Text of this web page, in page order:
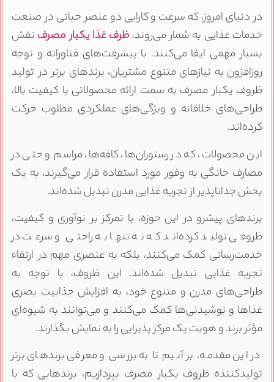
دنیای امروز، که سرعت و کارایی دو عنصر حیاتی در صنعت
غذایی به شمار می‌روند،ظرفغذایکبار مصرفنقش
مهمی ایفا می‌کنند. با پیشرفت‌های فناورانه و توجه
به نیازهای متنوع مشتریان، برندهای برتر در تولید
یکبار مصرف به سمت ارائه محصولاتی با کیفیت بالا،
خلاقانه و ویژگی‌های عملکردی مطلوب حرکت
محصولات، که در رستوران‌ها، کافه‌ها، مراسم و حتی در
خانگی به وفور مورد استفاده قرار می‌گیرند، به یک
جداناپذیر از تجربه غذایی مدرن تبدیل شده‌اند.
پیشرو در این حوزه، با تمرکز بر نوآوری و کیفیت،
تولید کرده‌اند که نه تنها به راحتی و سرعت در
کمک می‌کنند، بلکه به عنصری مهم در ارتقاء
غذایی تبدیل شده‌اند. این ظروف، با توجه به
مدرن و متنوع خود، به افزایش جذابیت بصری
و نوشیدنی‌ها کمک می‌کنند و می‌توانند به شیوه‌ای
برند و هویت یک مرکز پذیرایی را به نمایش بگذارند.
این مقدمه، بر آنیم تا به بررسی و معرفی برندهای برتر
ظروف یکبار مصرف بپردازیم، برندهایی که با